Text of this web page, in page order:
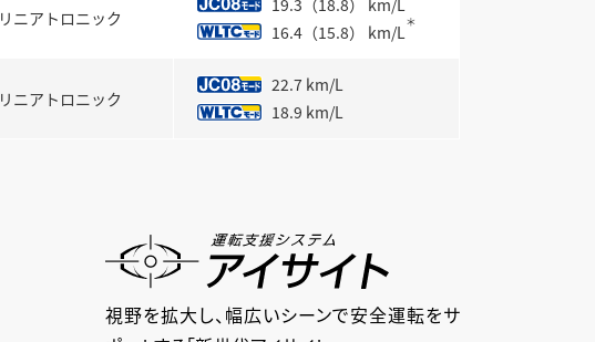
リニアトロニック
16.4（15.8） km/L ＊
リニアトロニック
22.7 km/L
18.9 km/L
視野を拡大し、幅広いシーンで安全運転をサ